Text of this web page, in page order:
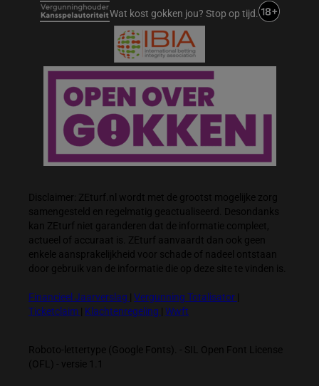
Wat kost gokken jou? Stop op tijd.
Disclaimer: ZEturf.nl wordt met de grootst mogelijke zorg
samengesteld en regelmatig geactualiseerd. Desondanks
kan ZEturf niet garanderen dat de informatie compleet,
actueel of accuraat is. ZEturf aanvaardt dan ook geen
enkele aansprakelijkheid voor schade of nadeel ontstaan
door gebruik van de informatie die op deze site te vinden is.
Financieel Jaarverslag Vergunning Totalisator
Ticketclaim
Klachtenregeling Wwft
Roboto-lettertype (Google Fonts). - SIL Open Font License
(OFL) - versie 1.1